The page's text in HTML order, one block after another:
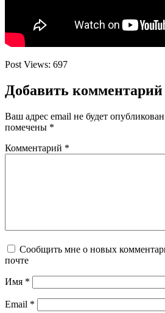
Post Views: 697
Добавить комментарий
Ваш адрес email не будет
помечены *
Комментарий *
Сообщить мне о новых
почте
Имя *
Email *